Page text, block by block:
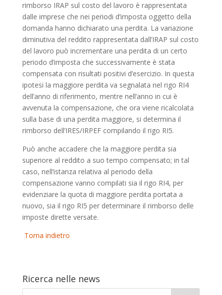
rimborso IRAP sul costo del lavoro è rappresentata
dalle imprese che nei periodi d’imposta oggetto della
domanda hanno dichiarato una perdita. La variazione
diminutiva del reddito rappresentata dall’IRAP sul costo
del lavoro può incrementare una perdita di un certo
periodo d’imposta che successivamente è stata
compensata con risultati positivi d’esercizio. In questa
ipotesi la maggiore perdita va segnalata nel rigo RI4
dell’anno di riferimento, mentre nell’anno in cui è
avvenuta la compensazione, che ora viene ricalcolata
sulla base di una perdita maggiore, si determina il
rimborso dell’IRES/IRPEF compilando il rigo RI5.
Può anche accadere che la maggiore perdita sia
superiore al reddito a suo tempo compensato; in tal
caso, nell’istanza relativa al periodo della
compensazione vanno compilati sia il rigo RI4, per
evidenziare la quota di maggiore perdita portata a
nuovo, sia il rigo RI5 per determinare il rimborso delle
imposte dirette versate.
Torna indietro
Ricerca nelle news